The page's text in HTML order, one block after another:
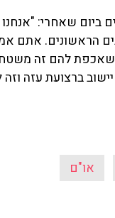
ביום שאחרי:
הראשונים. אתם
להם זה משטח.
ברצועת עזה וזה
או"ם